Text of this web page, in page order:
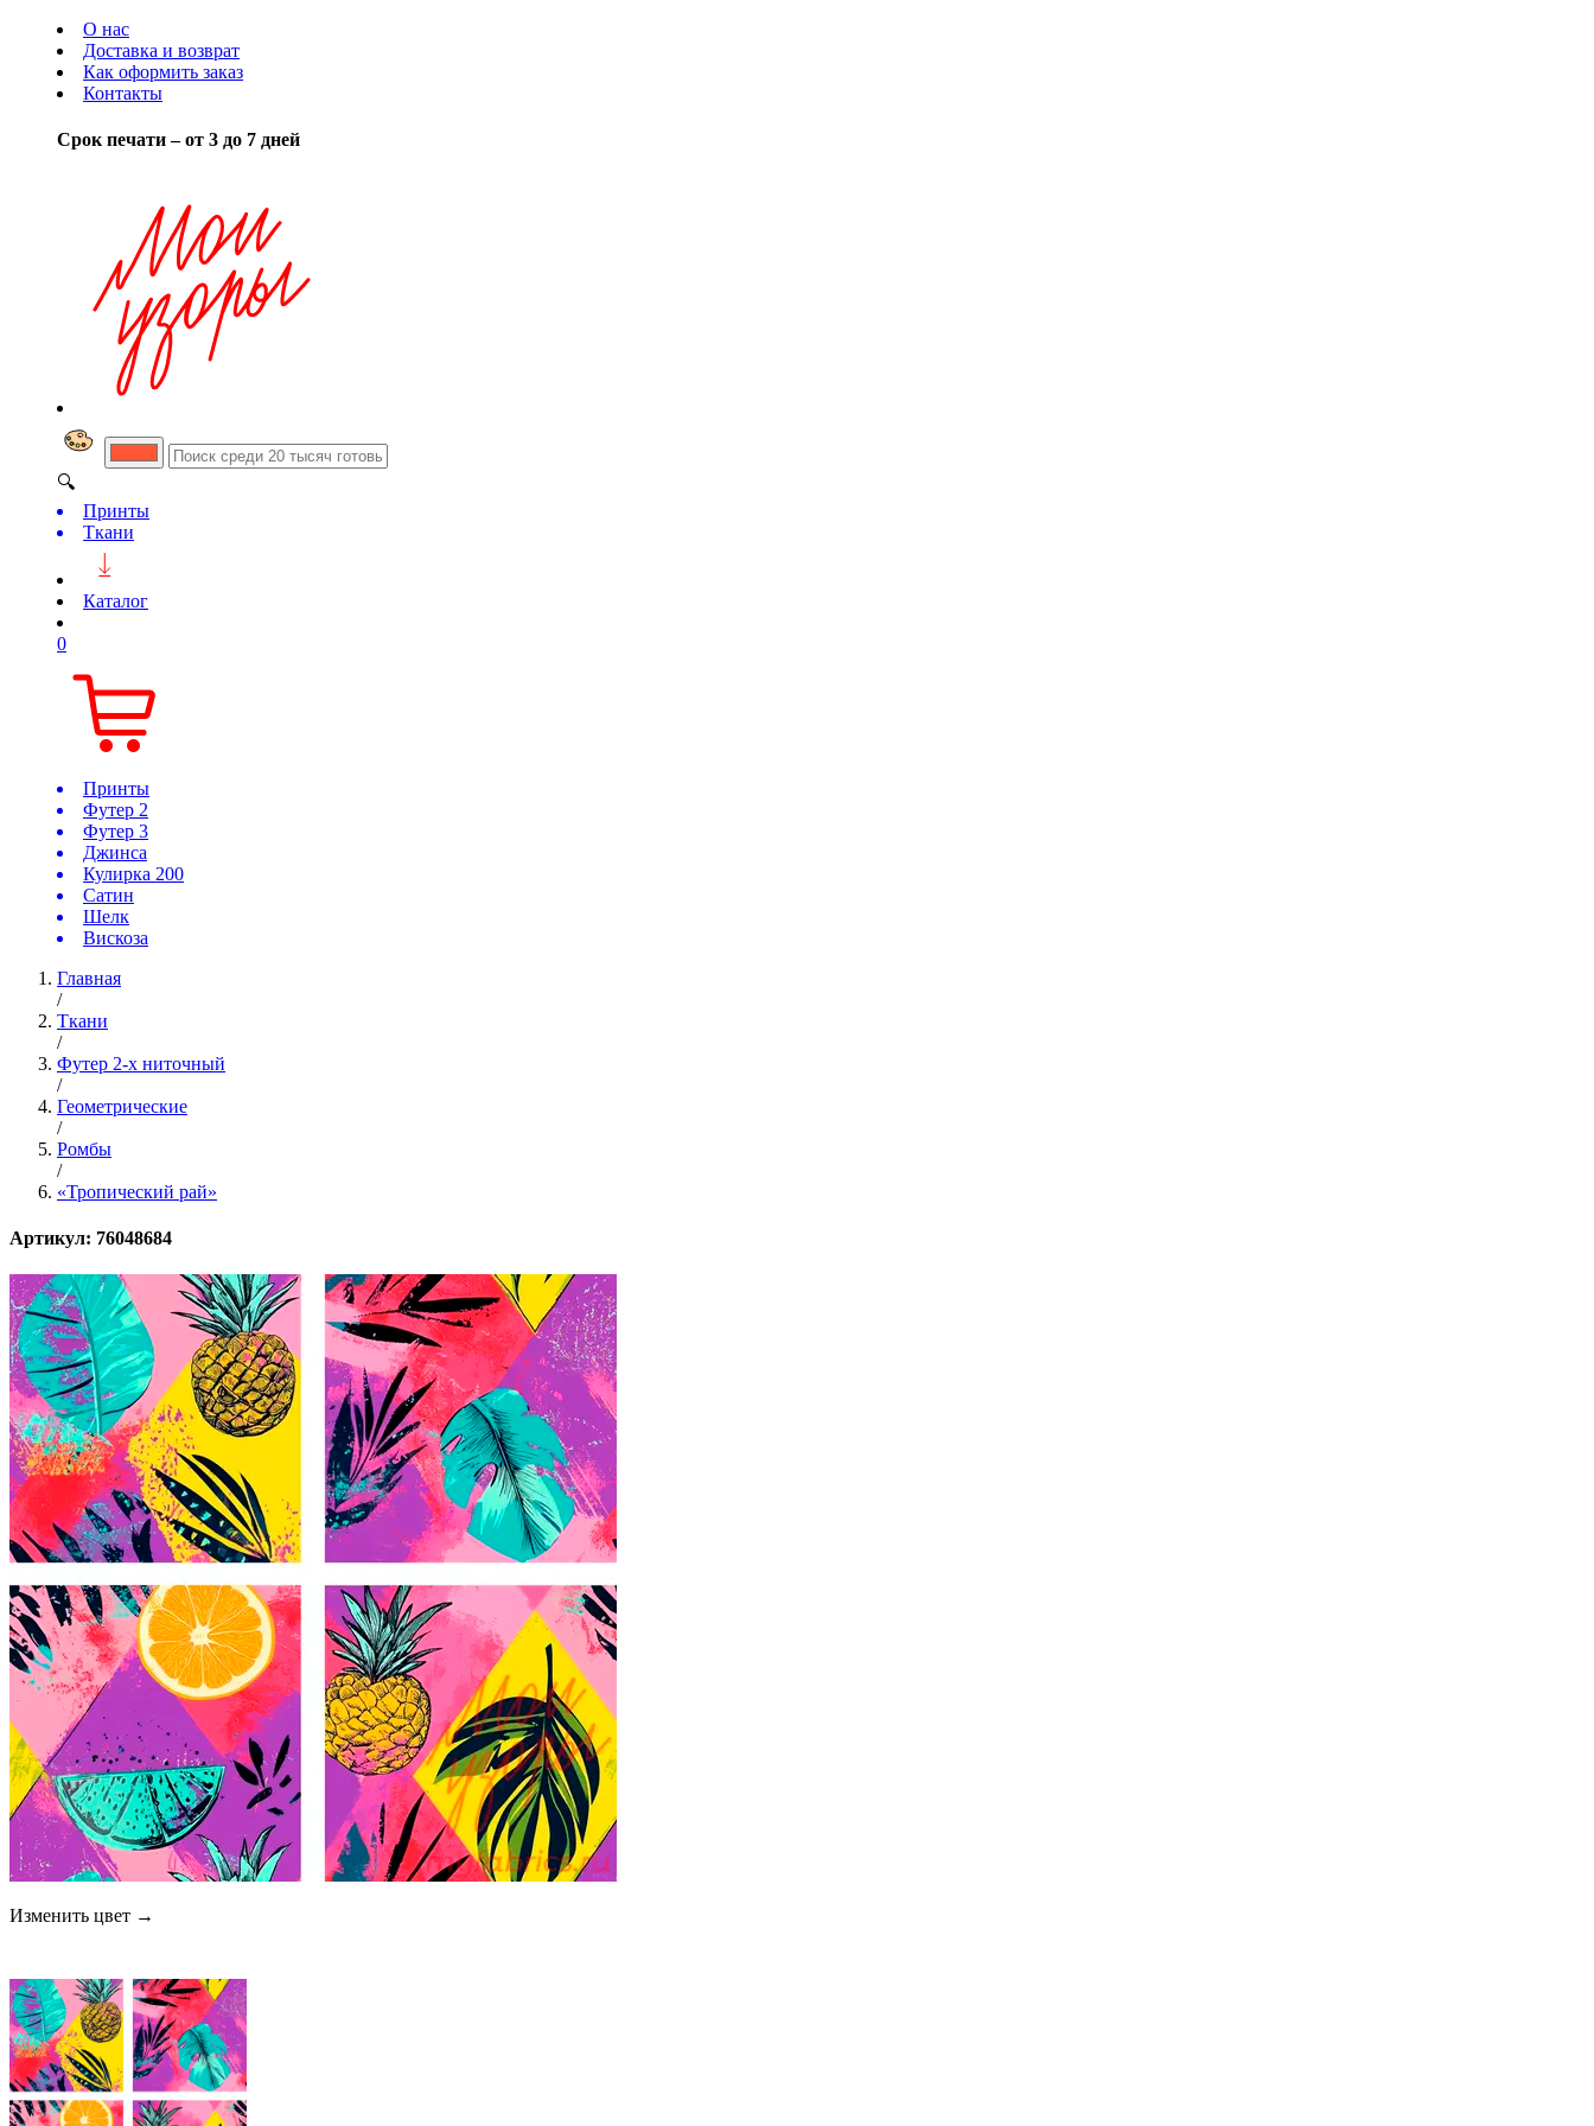
О нас
Доставка и возврат
Как оформить заказ
Контакты
Срок печати – от 3 до 7 дней
🔍
Принты
Ткани
Каталог
0
Принты
Футер 2
Футер 3
Джинса
Кулирка 200
Сатин
Шелк
Вискоза
Главная
/
Ткани
/
Футер 2-х ниточный
/
Геометрические
/
Ромбы
/
«Тропический рай»
Артикул: 76048684
Изменить цвет →